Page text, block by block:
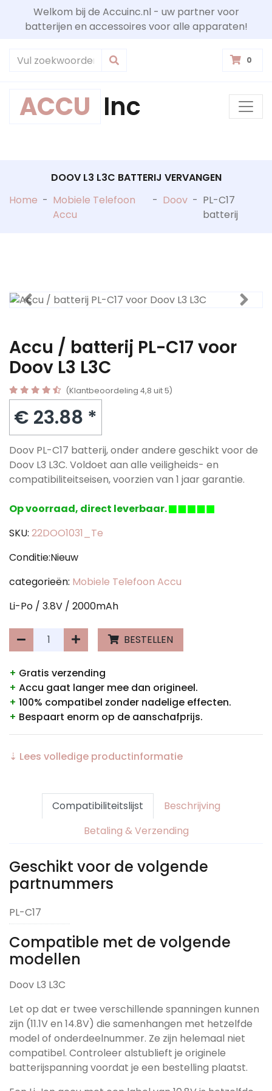
Welkom bij de Accuinc.nl - uw partner voor
batterijen en accessoires voor alle apparaten!
0
ACCU Inc
DOOV L3 L3C BATTERIJ VERVANGEN
Home - Mobiele Telefoon
Accu
- Doov - PL-C17
batterij
Accu / batterij PL-C17 voor
Doov L3 L3C
(Klantbeoordeling 4,8 uit 5)
€ 23.88 *
Doov PL-C17 batterij, onder andere geschikt voor de
Doov L3 L3C. Voldoet aan alle veiligheids- en
compatibiliteitseisen, voorzien van 1 jaar garantie.
Op voorraad, direct leverbaar.
SKU: 22DOO1031_Te
Conditie:Nieuw
categorieën: Mobiele Telefoon Accu
Li-Po / 3.8V / 2000mAh
BESTELLEN
+ Gratis verzending
+ Accu gaat langer mee dan origineel.
+ 100% compatibel zonder nadelige effecten.
+ Bespaart enorm op de aanschafprijs.
⇣ Lees volledige productinformatie
Compatibiliteitslijst
Beschrijving
Betaling & Verzending
Geschikt voor de volgende
partnummers
PL-C17
Compatible met de volgende
modellen
Doov L3 L3C
Let op dat er twee verschillende spanningen kunnen
zijn (11.1V en 14.8V) die samenhangen met hetzelfde
model of onderdeelnummer. Ze zijn helemaal niet
compatibel. Controleer alstublieft je originele
batterijspanning voordat je een bestelling plaatst.